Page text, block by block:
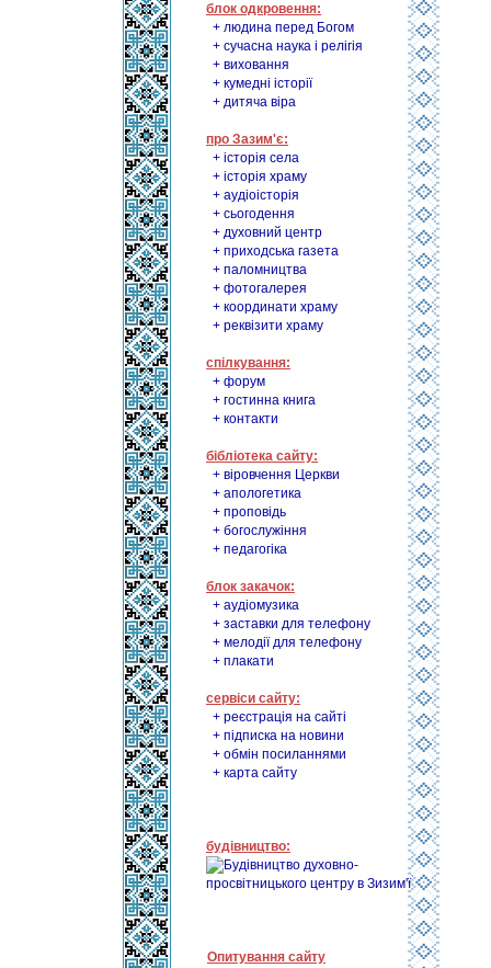
блок одкровення:
+ людина перед Богом
+ сучасна наука і релігія
+ виховання
+ кумедні історії
+ дитяча віра
про Зазим'є:
+ історія села
+ історія храму
+ аудіоісторія
+ сьогодення
+ духовний центр
+ приходська газета
+ паломництва
+ фотогалерея
+ координати храму
+ реквізити храму
спілкування:
+ форум
+ гостинна книга
+ контакти
бібліотека сайту:
+ віровчення Церкви
+ апологетика
+ проповідь
+ богослужіння
+ педагогіка
блок закачок:
+ аудіомузика
+ заставки для телефону
+ мелодії для телефону
+ плакати
сервіси сайту:
+ реєстрація на сайті
+ підписка на новини
+ обмін посиланнями
+ карта сайту
будівництво:
Опитування сайту